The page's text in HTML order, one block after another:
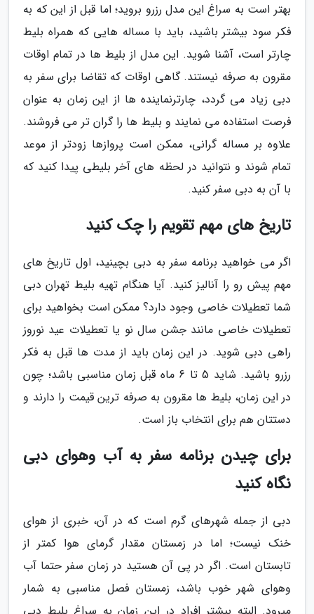
بهتر است به سراغ این مدل رزرو بروید؛ اما قبل از این که به
فکر سود بیشتر باشید، باید با مساله هایی که همراه بلیط
چارتر است، آشنا شوید. این مدل از بلیط ها در تمام اوقات
مقرون به صرفه نیستند. گاهی اوقات که تقاضا برای سفر به
دبی زیاد می گردد، چارترنماینده ها از این زمان به عنوان
فرصت استفاده می نمایند و بلیط ها را گران تر می فروشند.
علاوه بر مساله گرانی، ممکن است پروازها زودتر از موعد
تمام شوند و نتوانید در لحظه های آخر بلیطی پیدا کنید که
با آن به دبی سفر کنید.
تاریخ های مهم تقویم را چک کنید
اگر می خواهید برنامه سفر به دبی بچینید، اول تاریخ های
مهم پیش رو را آنالیز کنید. آیا هنگام تهیه بلیط تهران دبی
شما تعطیلات خاصی وجود دارد؟ ممکن است بخواهید برای
تعطیلات خاصی مانند جشن سال نو یا تعطیلات عید نوروز
راهی دبی شوید. در این زمان باید از مدت ها قبل به فکر
رزرو باشید. شاید 5 تا 6 ماه قبل زمان مناسبی باشد؛ چون
در این زمان، بلیط ها مقرون به صرفه ترین قیمت را دارند و
دستتان هم برای انتخاب باز است.
برای چیدن برنامه سفر به آب وهوای دبی
نگاه کنید
دبی از جمله شهرهای گرم است که در آن، خبری از هوای
خنک نیست؛ اما در زمستان مقدار گرمای هوا کمتر از
تابستان است. اگر در پی آن هستید در زمان سفر حتما آب
وهوای شهر خوب باشد، زمستان فصل مناسبی به شمار